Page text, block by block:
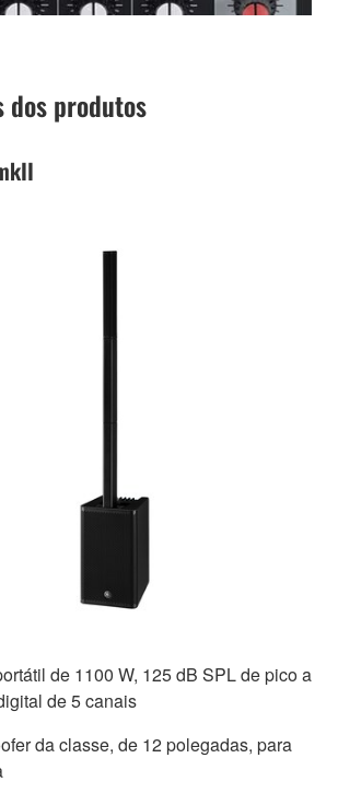
dos produtos
de 1100 W, 125 dB SPL de pico a
de 5 canais
da classe, de 12 polegadas, para